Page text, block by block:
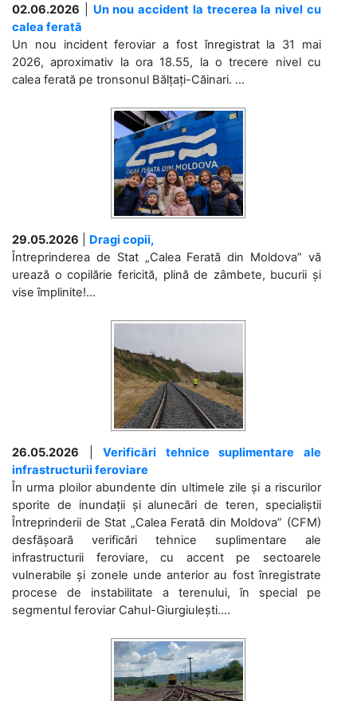
02.06.2026
Un nou accident la trecerea la nivel cu
calea ferată
Un nou incident feroviar a fost înregistrat la 31 mai
2026, aproximativ la ora 18.55, la o trecere nivel cu
calea ferată pe tronsonul Bălțați-Căinari. ...
29.05.2026
Dragi copii,
Întreprinderea de Stat „Calea Ferată din Moldova” vă
urează o copilărie fericită, plină de zâmbete, bucurii și
vise împlinite!...
26.05.2026 |Verificări tehnice suplimentare ale
infrastructurii feroviare
În urma ploilor abundente din ultimele zile și a riscurilor
sporite de inundații și alunecări de teren, specialiștii
Întreprinderii de Stat „Calea Ferată din Moldova” (CFM)
desfășoară verificări tehnice suplimentare ale
infrastructurii feroviare, cu accent pe sectoarele
vulnerabile și zonele unde anterior au fost înregistrate
procese de instabilitate a terenului, în special pe
segmentul feroviar Cahul-Giurgiulești....